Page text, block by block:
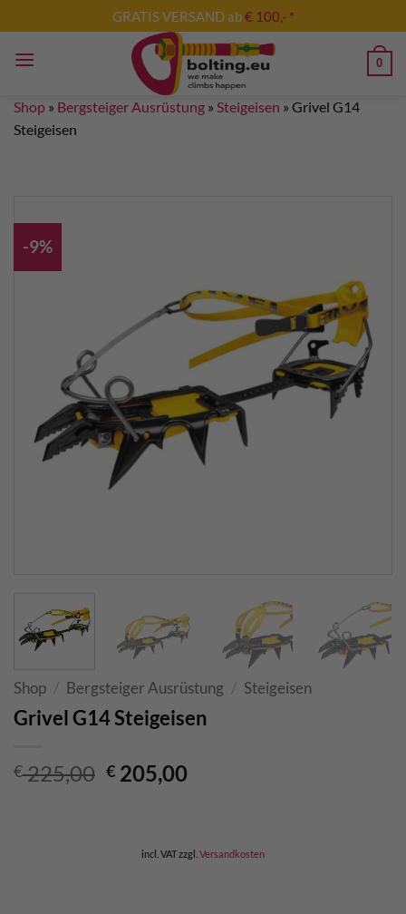
to
content
GRATIS VERSAND ab€ 100,- *
0
Shop » Bergsteiger Ausrüstung » Steigeisen » Grivel G14
Steigeisen
-9%
Shop / Bergsteiger Ausrüstung / Steigeisen
Grivel G14 Steigeisen
€225,00 Original
€ 205,00Current
incl. VATzzgl. Versandkosten